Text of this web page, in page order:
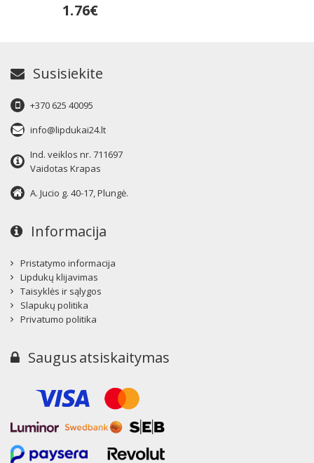
1.76€
Susisiekite
+370 625 40095
info@lipdukai24.lt
Ind. veiklos nr. 711697
Vaidotas Krapas
A. Jucio g. 40-17, Plungė.
Informacija
Pristatymo informacija
Lipdukų klijavimas
Taisyklės ir sąlygos
Slapukų politika
Privatumo politika
Saugus atsiskaitymas